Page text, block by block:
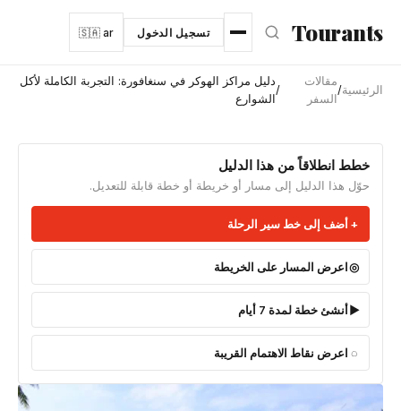
انتقل إلى المحتوى الرئيسي
Tourants تسجيل الدخول 🇸🇦 ar
الرئيسية/
مقالات
السفر
/
دليل مراكز الهوكر في سنغافورة: التجربة الكاملة لأكل
الشوارع
خطط انطلاقاً من هذا الدليل
حوّل هذا الدليل إلى مسار أو خريطة أو خطة قابلة للتعديل.
أضف إلى خط سير الرحلة
اعرض المسار على الخريطة
أنشئ خطة لمدة 7 أيام
اعرض نقاط الاهتمام القريبة